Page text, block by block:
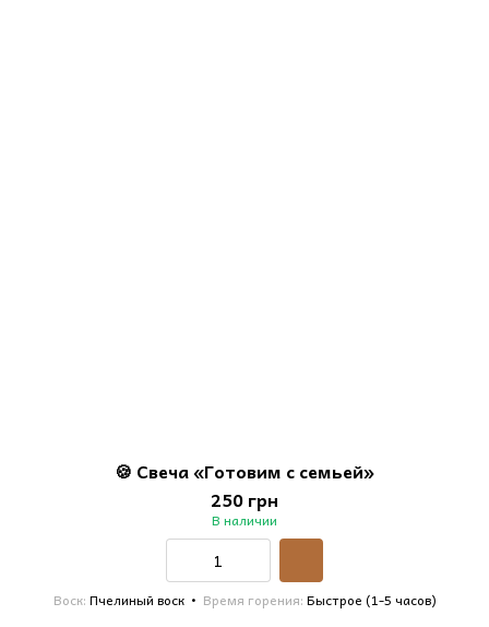
🍪 Свеча «Готовим с семьей»
250 грн
В наличии
Воск Пчелиный воск Время горения Быстрое (1-5 часов)